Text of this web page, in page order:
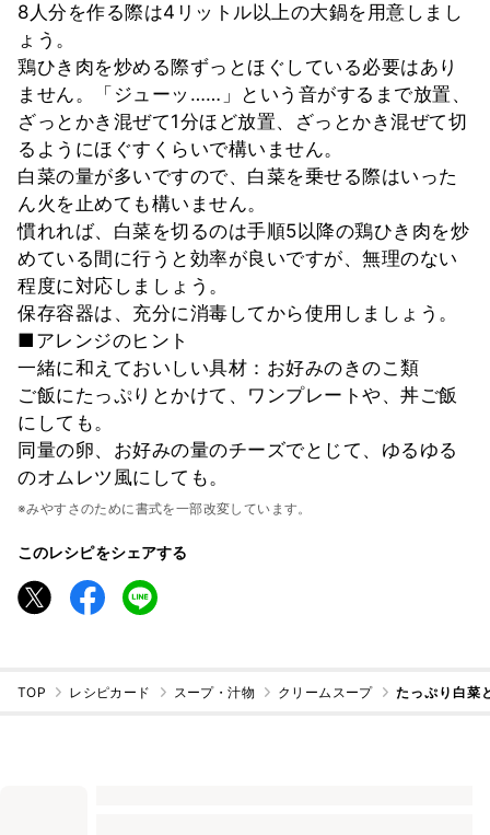
8人分を作る際は4リットル以上の大鍋を用意しまし
ょう。
鶏ひき肉を炒める際ずっとほぐしている必要はあり
ません。「ジューッ……」という音がするまで放置、
ざっとかき混ぜて1分ほど放置、ざっとかき混ぜて切
るようにほぐすくらいで構いません。
白菜の量が多いですので、白菜を乗せる際はいった
ん火を止めても構いません。
慣れれば、白菜を切るのは手順5以降の鶏ひき肉を炒
めている間に行うと効率が良いですが、無理のない
程度に対応しましょう。
保存容器は、充分に消毒してから使用しましょう。
■アレンジのヒント
一緒に和えておいしい具材：お好みのきのこ類
ご飯にたっぷりとかけて、ワンプレートや、丼ご飯
にしても。
同量の卵、お好みの量のチーズでとじて、ゆるゆる
のオムレツ風にしても。
※みやすさのために書式を一部改変しています。
このレシピをシェアする
TOP レシピカード スープ・汁物 クリームスープ たっぷり白菜